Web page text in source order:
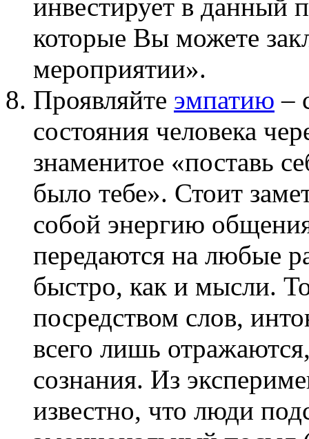
инвестирует в данный
которые Вы можете
мероприятии».
Проявляйте эмпатию –
состояния человека
знаменитое «поставь
было тебе». Стоит
собой энергию
передаются на любые
быстро, как и мысли.
посредством слов,
всего лишь
сознания. Из
известно, что люди